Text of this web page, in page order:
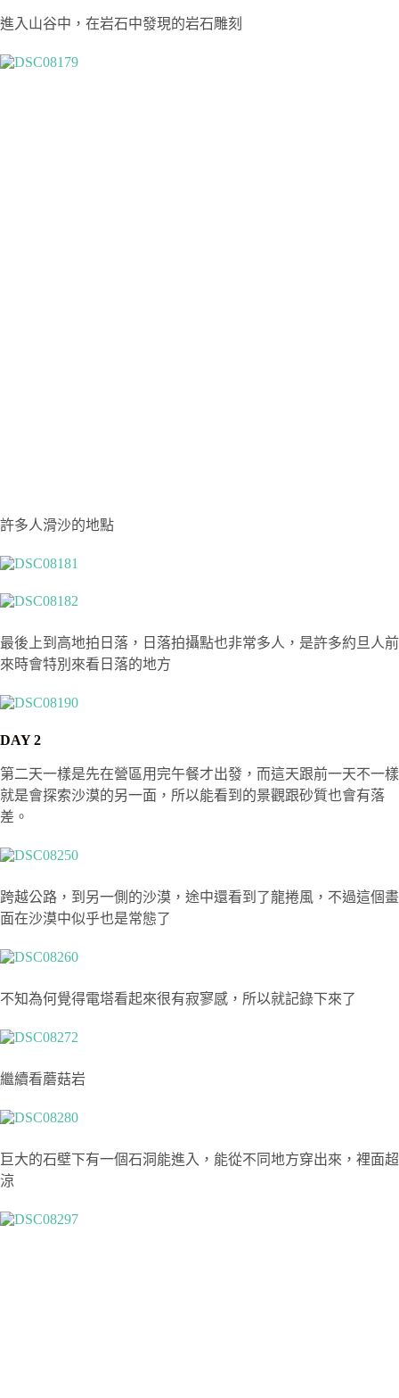
進入山谷中，在岩石中發現的岩石雕刻
許多人滑沙的地點
最後上到高地拍日落，日落拍攝點也非常多人，是許多約旦人前
來時會特別來看日落的地方
DAY 2
第二天一樣是先在營區用完午餐才出發，而這天跟前一天不一樣
就是會探索沙漠的另一面，所以能看到的景觀跟砂質也會有落
差。
跨越公路，到另一側的沙漠，途中還看到了龍捲風，不過這個畫
面在沙漠中似乎也是常態了
不知為何覺得電塔看起來很有寂寥感，所以就記錄下來了
繼續看蘑菇岩
巨大的石壁下有一個石洞能進入，能從不同地方穿出來，裡面超
涼